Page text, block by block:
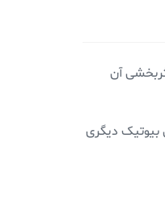
آن
بیوتیک دیگری